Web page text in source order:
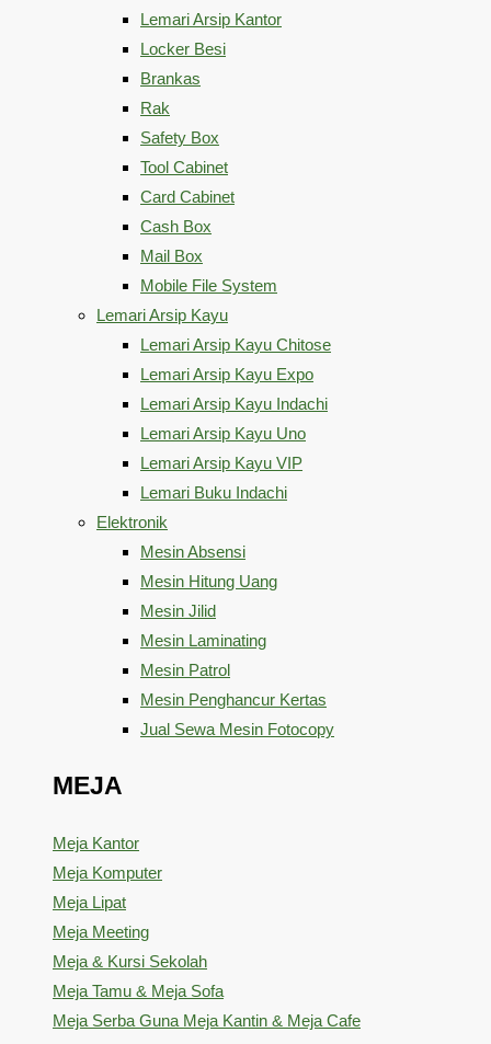
Lemari Arsip Kantor
Locker Besi
Brankas
Rak
Safety Box
Tool Cabinet
Card Cabinet
Cash Box
Mail Box
Mobile File System
Lemari Arsip Kayu
Lemari Arsip Kayu Chitose
Lemari Arsip Kayu Expo
Lemari Arsip Kayu Indachi
Lemari Arsip Kayu Uno
Lemari Arsip Kayu VIP
Lemari Buku Indachi
Elektronik
Mesin Absensi
Mesin Hitung Uang
Mesin Jilid
Mesin Laminating
Mesin Patrol
Mesin Penghancur Kertas
Jual Sewa Mesin Fotocopy
MEJA
Meja Kantor
Meja Komputer
Meja Lipat
Meja Meeting
Meja & Kursi Sekolah
Meja Tamu & Meja Sofa
Meja Serba Guna Meja Kantin & Meja Cafe